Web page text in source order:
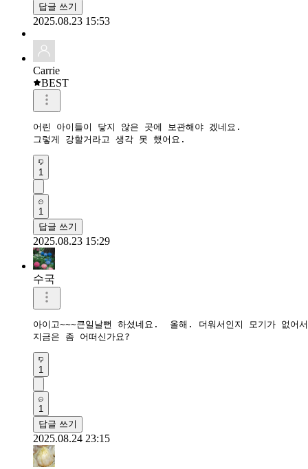
답글 쓰기
2025.08.23 15:53
Carrie
BEST
어린 아이들이 닿지 않은 곳에 보관해야 겠네요.
그렇게 강할거라고 생각 못 했어요.
1
1
답글 쓰기
2025.08.23 15:29
수국
아이고~~~큰일날뻔 하셨네요.  올해. 더워서인지 모기가 없어
지금은 좀 어떠신가요?
1
1
답글 쓰기
2025.08.24 23:15